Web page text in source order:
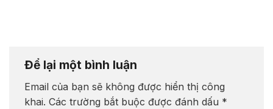
Để lại một bình luận
Email của bạn sẽ không được hiển thị công
khai. Các trường bắt buộc được đánh dấu *